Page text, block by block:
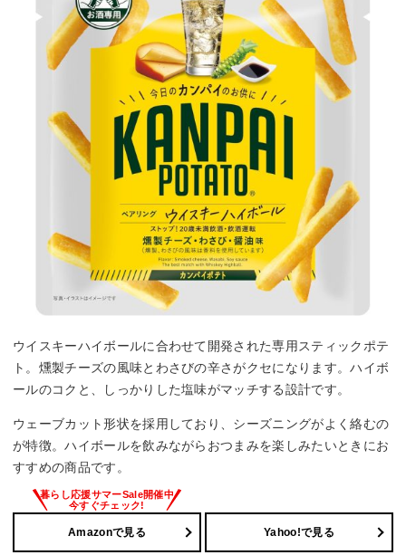
ウイスキーハイボールに合わせて開発された専用スティックポテ
ト。燻製チーズの風味とわさびの辛さがクセになります。ハイボ
ールのコクと、しっかりした塩味がマッチする設計です。
ウェーブカット形状を採用しており、シーズニングがよく絡むの
が特徴。ハイボールを飲みながらおつまみを楽しみたいときにお
すすめの商品です。
Amazonで見る Yahoo!で見る